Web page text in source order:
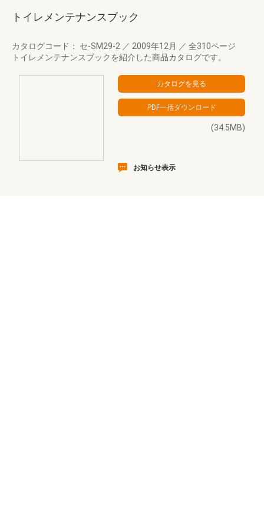
トイレメンテナンスブック
カタログコード： セ-SM29-2 ／ 2009年12月 ／ 全310ページ
トイレメンテナンスブックを紹介した商品カタログです。
(34.5MB)
お知らせ表示